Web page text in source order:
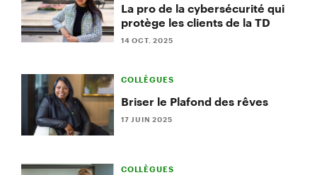
La pro de la cybersécurité qui
protège les clients de la TD
14 OCT. 2025
COLLÈGUES
Briser le Plafond des rêves
17 JUIN 2025
COLLÈGUES